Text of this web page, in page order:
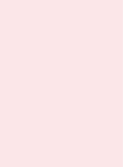
快適にお仕事できま
願いしていきます。
る」